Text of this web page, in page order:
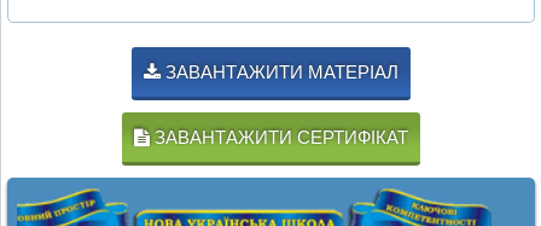
ЗАВАНТАЖИТИ МАТЕРІАЛ
ЗАВАНТАЖИТИ СЕРТИФІКАТ